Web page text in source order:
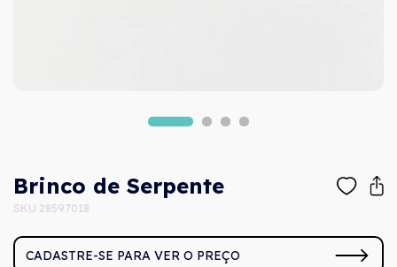
Brinco de Serpente
SKU 28597018
CADASTRE-SE PARA VER O PREÇO